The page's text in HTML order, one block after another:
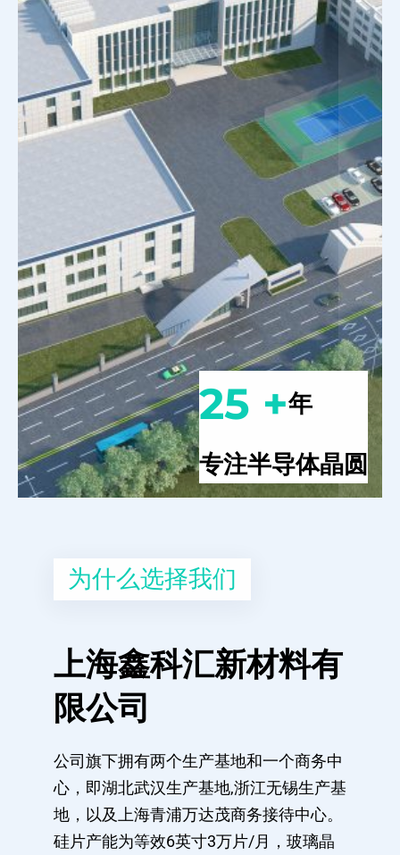
25 +年
专注半导体晶圆
为什么选择我们
上海鑫科汇新材料有
限公司
公司旗下拥有两个生产基地和一个商务中
心，即湖北武汉生产基地,浙江无锡生产基
地，以及上海青浦万达茂商务接待中心。
硅片产能为等效6英寸3万片/月，玻璃晶